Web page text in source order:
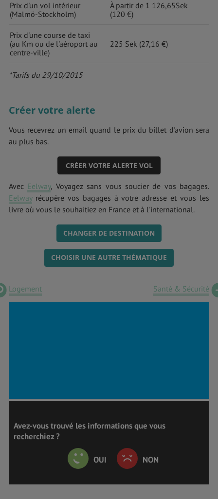
Prix d'un vol intérieur
(Malmö-Stockholm)
À partir de 1 126,65Sek
(120 €)
Prix d'une course de taxi
(au Km ou de l'aéroport au
centre-ville)
225 Sek (27,16 €)
*Tarifs du 29/10/2015
Créer votre alerte
Vous recevrez un email quand le prix du billet d'avion sera
au plus bas.
CRÉER VOTRE ALERTE VOL
Avec Eelway, Voyagez sans vous soucier de vos bagages.
Eelwayrécupère vos bagages à votre adresse et vous les
livre où vous le souhaitiez en France et à l'international.
CHANGER DE DESTINATION
CHOISIR UNE AUTRE THÉMATIQUE
Logement Santé & Sécurité
Avez-vous trouvé les informations que vous
recherchiez ?
OUI NON